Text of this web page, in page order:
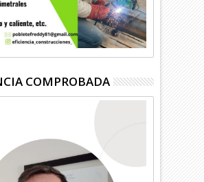
COMPROBADA